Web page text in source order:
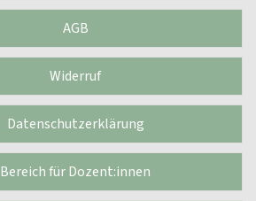
AGB
Widerruf
Datenschutzerklärung
Bereich für Dozent:innen